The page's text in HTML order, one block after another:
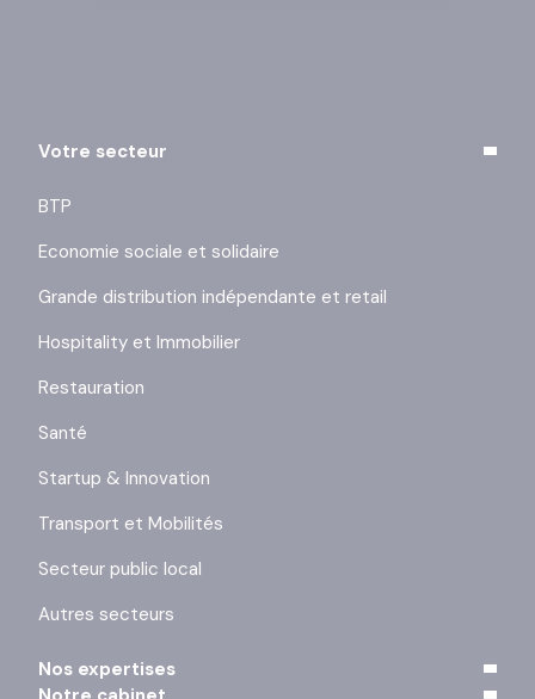
Votre secteur
BTP
Economie sociale et solidaire
Grande distribution indépendante et retail
Hospitality et Immobilier
Restauration
Santé
Startup & Innovation
Transport et Mobilités
Secteur public local
Autres secteurs
Nos expertises